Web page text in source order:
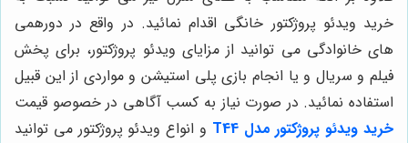
خرید ویدئو پروژکتور خانگی اقدام نمائید. در واقع در دورهمی
های خانوادگی می توانید از مزایای ویدئو پروژکتور، برای پخش
فیلم و سریال و یا انجام بازی پلی استیشن و مواردی از این قبیل
استفاده نمائید. در صورت نیاز به کسب آگاهی در خصوصو قیمت
خرید ویدئو پروژکتور مدل T44
و انواع ویدئو پروژکتور می توانید